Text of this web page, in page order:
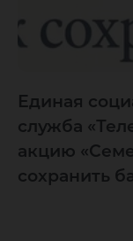
Единая
служба
акцию
сохранить